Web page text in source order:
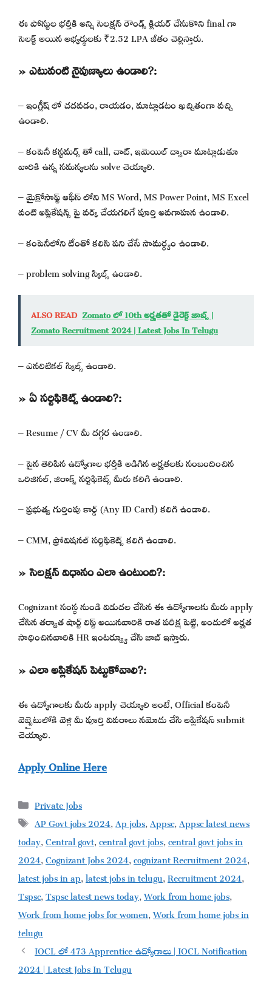
ఈ పోస్టుల భర్తీకి అన్ని సెలక్షన్ రౌండ్స్ క్లియర్ చేసుకొని final గా
సెలక్ట్ అయిన అభ్యర్థులకు ₹2.52 LPA జీతం చెల్లిస్తారు.
» ఎటువంటి నైపుణ్యాలు ఉండాలి?:
– ఇంగ్లీష్ లో చదవడం, రాయడం, మాట్లాడటం ఖచ్చితంగా వచ్చి
ఉండాలి.
– కంపెనీ కస్టమర్స్ తో call, చాట్, ఇమెయిల్ ద్వారా మాట్లాడుతూ
వారికి ఉన్న సమస్యలను solve చెయ్యాలి.
– మైక్రోసాఫ్ట్ ఆఫీస్ లోని MS Word, MS Power Point, MS Excel
వంటి అప్లికేషన్స్ పై వర్క్ చేయగలిగే పూర్తి అవగాహన ఉండాలి.
– కంపెనీలోని టీంతో కలిసి పని చేసే సామర్ధ్యం ఉండాలి.
– problem solving స్కిల్స్ ఉండాలి.
ALSO READ Zomato లో 10th అర్హతతో డైరెక్ట్ జాబ్స్ |
Zomato Recruitment 2024 | Latest Jobs In Telugu
– ఎనలిటికల్ స్కిల్స్ ఉండాలి.
» ఏ సర్టిఫికెట్స్ ఉండాలి?:
– Resume / CV మీ దగ్గర ఉండాలి.
– పైన తెలిపిన ఉద్యోగాల భర్తీకి అడిగిన అర్హతలకు సంబందించిన
ఒరిజినల్, జిరాక్స్ సర్టిఫికెట్స్ మీరు కలిగి ఉండాలి.
– ప్రభుత్వ గుర్తింపు కార్డ్ (Any ID Card) కలిగి ఉండాలి.
– CMM, ప్రోవిషనల్ సర్టిఫికెట్స్ కలిగి ఉండాలి.
» సెలక్షన్ విధానం ఎలా ఉంటుంది?:
Cognizant సంస్థ నుండి విడుదల చేసిన ఈ ఉద్యోగాలకు మీరు apply
చేసిన తర్వాత షార్ట్ లిస్ట్ అయినవారికి రాత పరీక్ష పెట్టి, అందులో అర్హత
సాధించినవారికి HR ఇంటర్వ్యూ చేసి జాబ్ ఇస్తారు.
» ఎలా అప్లికేషన్ పెట్టుకోవాలి?:
ఈ ఉద్యోగాలకు మీరు apply చెయ్యాలి అంటే, Official కంపెనీ
వెబ్సైటులోకి వెళ్లి మీ పూర్తి వివరాలు నమోదు చేసి అప్లికేషన్ submit
చెయ్యాలి.
Apply Online Here
Categories
Private Jobs
Tags
AP Govt jobs 2024,Ap jobs,Appsc,Appsc latest news
today,Central govt,central govt jobs,central govt jobs in
2024,Cognizant Jobs 2024,cognizant Recruitment 2024,
latest jobs in ap,latest jobs in telugu,Recruitment 2024,
Tspsc,Tspsc latest news today,Work from home jobs,
Work from home jobs for women,Work from home jobs in
telugu
IOCL లో 473 Apprentice ఉద్యోగాలు | IOCL Notification
2024 | Latest Jobs In Telugu